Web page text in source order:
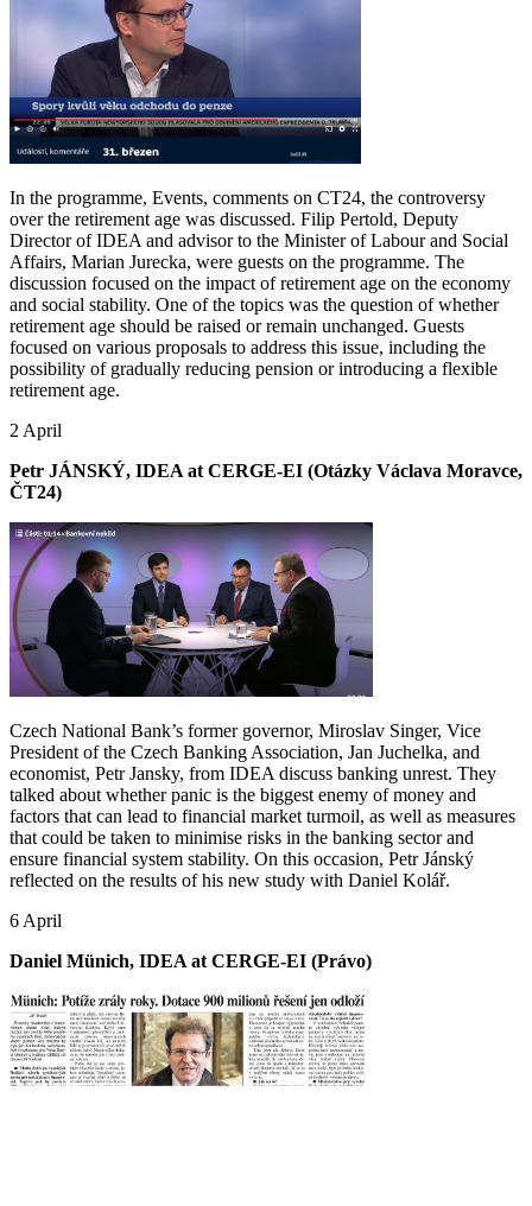
In the programme, Events, comments on CT24, the controversy
over the retirement age was discussed. Filip Pertold, Deputy
Director of IDEA and advisor to the Minister of Labour and Social
Affairs, Marian Jurecka, were guests on the programme. The
discussion focused on the impact of retirement age on the economy
and social stability. One of the topics was the question of whether
retirement age should be raised or remain unchanged. Guests
focused on various proposals to address this issue, including the
possibility of gradually reducing pension or introducing a flexible
retirement age.
2 April
Petr JÁNSKÝ, IDEA at CERGE-EI (Otázky Václava Moravce,
ČT24)
Czech National Bank’s former governor, Miroslav Singer, Vice
President of the Czech Banking Association, Jan Juchelka, and
economist, Petr Jansky, from IDEA discuss banking unrest. They
talked about whether panic is the biggest enemy of money and
factors that can lead to financial market turmoil, as well as measures
that could be taken to minimise risks in the banking sector and
ensure financial system stability. On this occasion, Petr Jánský
reflected on the results of his new study with Daniel Kolář.
6 April
Daniel Münich, IDEA at CERGE-EI (Právo)